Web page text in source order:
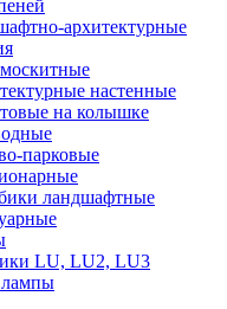
архитектурные
настенные
на колышке
парковые
ландшафтные
LU, LU2, LU3